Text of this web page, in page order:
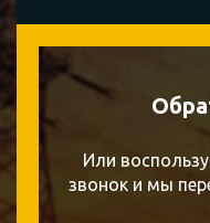
Или
звонок и мы